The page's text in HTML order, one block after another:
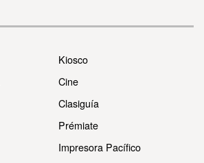
Kiosco
Cine
Clasiguía
Prémiate
Impresora Pacífico